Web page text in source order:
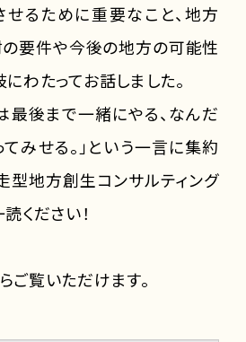
るために重要なこと、地方
要件や今後の地方の可能性
わたってお話しました。
最後まで一緒にやる、なんだ
みせる。」という一言に集約
型地方創生コンサルティング
ください！
ご覧いただけます。